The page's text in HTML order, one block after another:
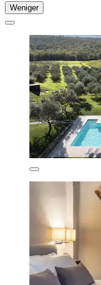
Weniger